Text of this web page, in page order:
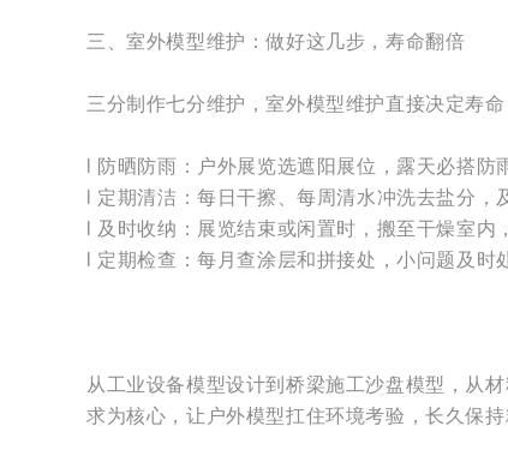
三、室外模型维护：做好这几步，寿命翻倍
三分制作七分维护，室外模型维护直接决定寿命
l 防晒防雨：户外展览选遮阳展位，露天必搭防
l 定期清洁：每日干擦、每周清水冲洗去盐分，
l 及时收纳：展览结束或闲置时，搬至干燥室内
l 定期检查：每月查涂层和拼接处，小问题及时
从工业设备模型设计到桥梁施工沙盘模型，从
求为核心，让户外模型扛住环境考验，长久保持